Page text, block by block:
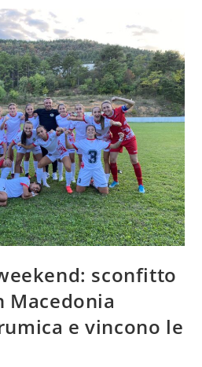
sconfitto
Macedonia
e vincono le